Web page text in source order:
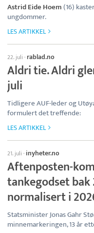
Astrid Eide Hoem(16)
ungdommer.
LES ARTIKKEL
22. juli · rablad.no
Aldri tie. Aldri
juli
Tidligere AUF-leder og
formulert det treffende:
LES ARTIKKEL
21. juli · inyheter.no
Aftenposten-
tankegodset
normalisert i
Statsminister Jonas Gahr
minnemarkeringen, 13 år